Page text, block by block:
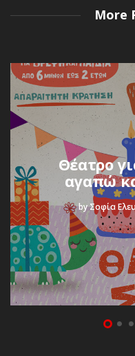
More
Θέατρο
αγαπώ
byΣοφία